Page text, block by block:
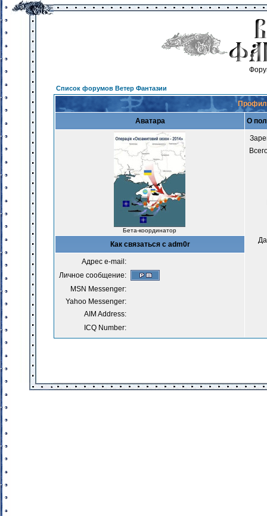
Список форумов Ветер Фантазии
Аватара О
Бета-координатор
Как связаться с adm0r
Адрес e-mail:
Личное сообщение:
MSN Messenger:
Yahoo Messenger:
AIM Address:
ICQ Number: